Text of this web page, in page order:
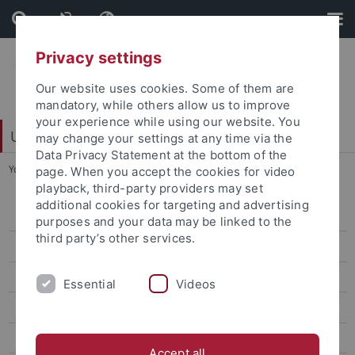
Skip
to
content
Skip
to
footer
Universitätsbibliothek
You are here: Startseite ... Statut
Veranstaltungen
Ausstellungen
Büchertürme
Dauerausstellungen
Privacy settings
Our website uses cookies. Some of them are
mandatory, while others allow us to improve
your experience while using our website. You
may change your settings at any time via the
Data Privacy Statement at the bottom of the
page. When you accept the cookies for video
playback, third-party providers may set
additional cookies for targeting and advertising
purposes and your data may be linked to the
third party’s other services.
Essential Videos